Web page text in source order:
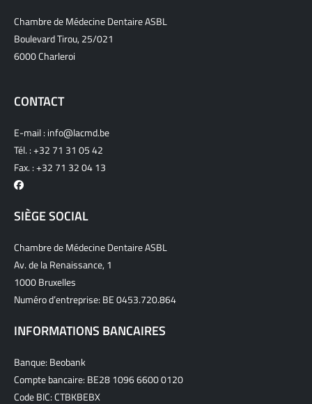
Chambre de Médecine Dentaire ASBL
Boulevard Tirou, 25/021
6000 Charleroi
CONTACT
E-mail : info@lacmd.be
Tél. :+32 71 31 05 42
Fax. : +32 71 32 04 13
SIÈGE SOCIAL
Chambre de Médecine Dentaire ASBL
Av. de la Renaissance, 1
1000 Bruxelles
Numéro d’entreprise: BE 0453.720.864
INFORMATIONS BANCAIRES
Banque: Beobank
Compte bancaire: BE28 1096 6600 0120
Code BIC: CTBKBEBX